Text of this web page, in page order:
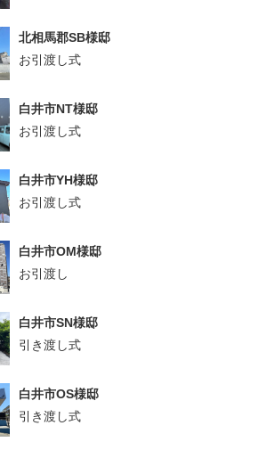
北相馬郡SB様邸
お引渡し式
白井市NT様邸
お引渡し式
白井市YH様邸
お引渡し式
白井市OM様邸
お引渡し
白井市SN様邸
引き渡し式
白井市OS様邸
引き渡し式